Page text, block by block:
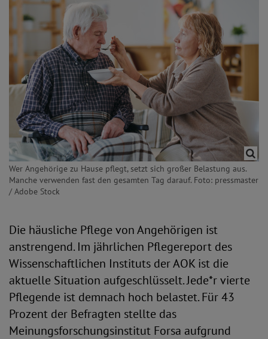
Wer Angehörige zu Hause pflegt, setzt sich großer Belastung aus.
Manche verwenden fast den gesamten Tag darauf. Foto: pressmaster
/ Adobe Stock
Die häusliche Pflege von Angehörigen ist
anstrengend. Im jährlichen Pflegereport des
Wissenschaftlichen Instituts der AOK ist die
aktuelle Situation aufgeschlüsselt. Jede*r vierte
Pflegende ist demnach hoch belastet. Für 43
Prozent der Befragten stellte das
Meinungsforschungsinstitut Forsa aufgrund